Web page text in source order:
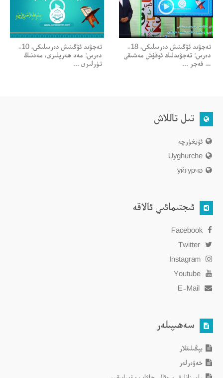
تەجۋىد ئۆگىنىش دەرسلىكى، 18-
دەرس: تەجۋىدلىك ئوقۇش مەشىقى
— فەجر ...
تەجۋىد ئۆگىنىش دەرسلىكى، 10-
دەرس: مەد ھەرپلىرى، مەدنىڭ
تۈرلىرى ...
تىل تاللاش
ئۇيغۇرچە
Uyghurche
уйғурчә
ئىجتىمائىي ئالاقە
سەھىپىلەر
يېڭىلىقلار
خەۋەرلەر